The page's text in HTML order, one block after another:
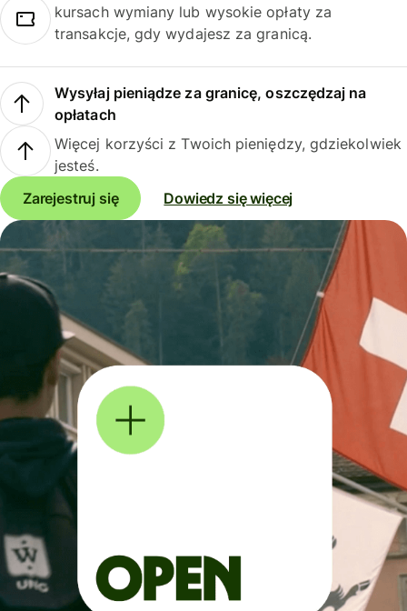
kursach wymiany lub wysokie opłaty za
transakcje, gdy wydajesz za granicą.
Wysyłaj pieniądze za granicę, oszczędzaj na
opłatach
Więcej korzyści z Twoich pieniędzy, gdziekolwiek
jesteś.
Zarejestruj się
Dowiedz się więcej